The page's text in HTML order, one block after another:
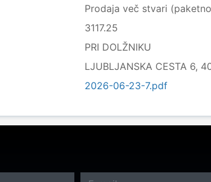
Prodaja več stvari
3117.25
PRI DOLŽNIKU
LJUBLJANSKA CESTA 6,
2026-06-23-7.pdf